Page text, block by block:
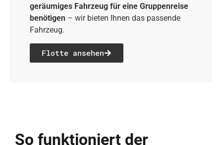
geräumiges Fahrzeug für eine Gruppenreise
benötigen – wir bieten Ihnen das passende
Fahrzeug.
Flotte ansehen
So funktioniert der